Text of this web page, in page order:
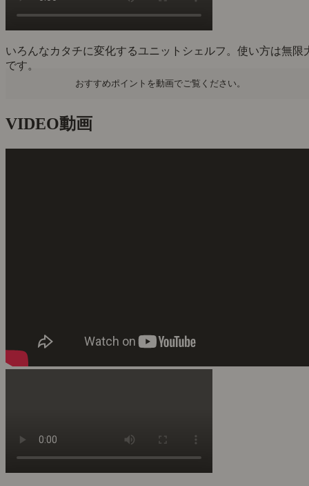
いろんなカタチに変化するユニットシェルフ。使い方は無限
です。
おすすめポイントを動画でご覧ください。
VIDEO動画